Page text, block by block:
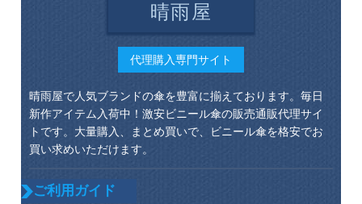
晴雨屋
代理購入専門サイト
晴雨屋で人気ブランドの傘を豊富に揃えております。毎日
新作アイテム入荷中！激安ビニール傘の販売通販代理サイ
トです。大量購入、まとめ買いで、ビニール傘を格安でお
買い求めいただけます。
ご利用ガイド